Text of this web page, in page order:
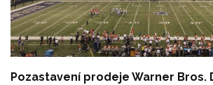
Pozastavení prodeje Warner Bros.